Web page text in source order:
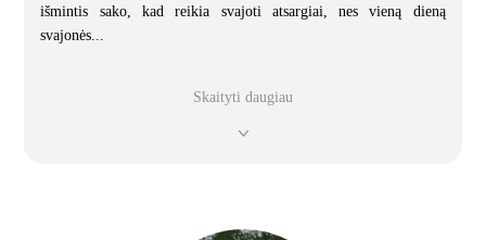
išmintis sako, kad reikia svajoti atsargiai, nes vieną dieną
svajonės...
Skaityti daugiau